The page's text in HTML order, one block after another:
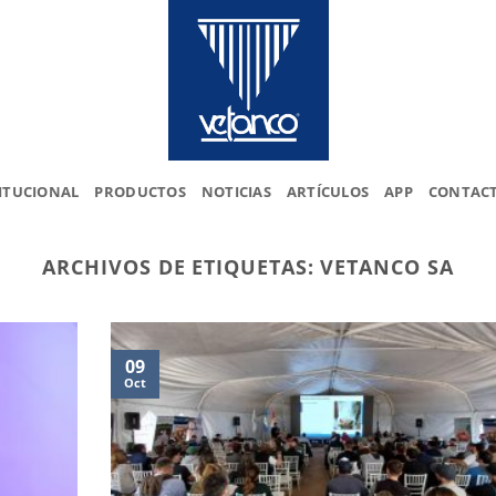
PRODUCTOS NOTICIAS ARTÍCULOS APP
ARCHIVOS DE ETIQUETAS:VETANCO SA
09
Oct